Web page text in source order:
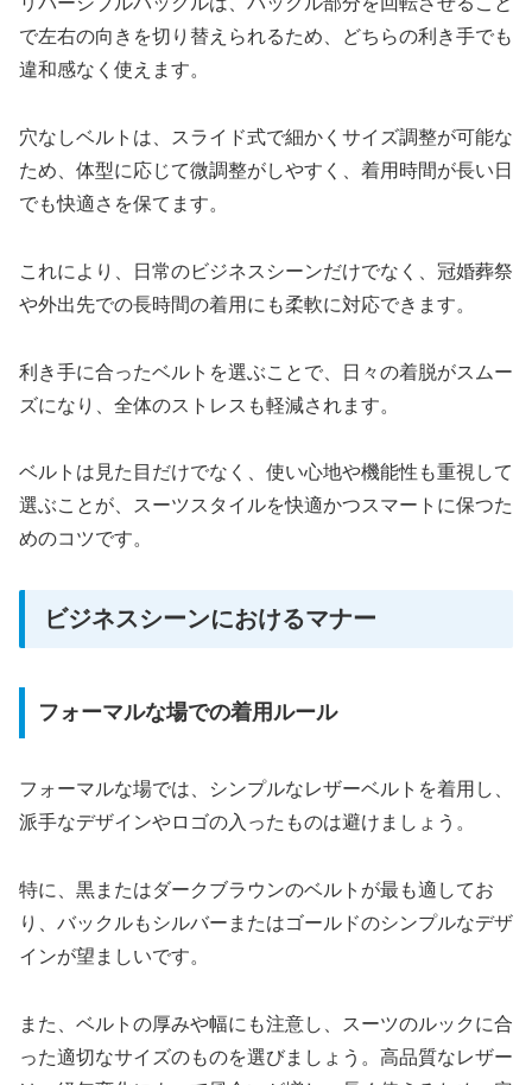
で左右の向きを切り替えられるため、どちらの利き手でも
違和感なく使えます。
穴なしベルトは、スライド式で細かくサイズ調整が可能な
ため、体型に応じて微調整がしやすく、着用時間が長い日
でも快適さを保てます。
これにより、日常のビジネスシーンだけでなく、冠婚葬祭
や外出先での長時間の着用にも柔軟に対応できます。
利き手に合ったベルトを選ぶことで、日々の着脱がスムー
ズになり、全体のストレスも軽減されます。
ベルトは見た目だけでなく、使い心地や機能性も重視して
選ぶことが、スーツスタイルを快適かつスマートに保つた
めのコツです。
ビジネスシーンにおけるマナー
フォーマルな場での着用ルール
フォーマルな場では、シンプルなレザーベルトを着用し、
派手なデザインやロゴの入ったものは避けましょう。
特に、黒またはダークブラウンのベルトが最も適してお
り、バックルもシルバーまたはゴールドのシンプルなデザ
インが望ましいです。
また、ベルトの厚みや幅にも注意し、スーツのルックに合
った適切なサイズのものを選びましょう。高品質なレザー